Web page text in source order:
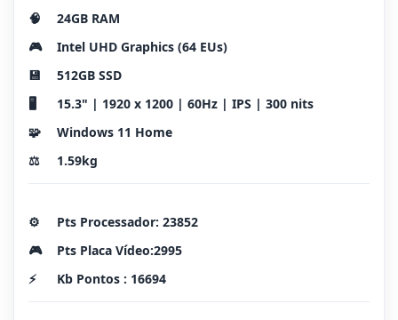
🧠
24GB RAM
🎮
Intel UHD Graphics (64 EUs)
💾
512GB SSD
🖥️
15.3" | 1920 x 1200 | 60Hz | IPS | 300 nits
🧩
Windows 11 Home
⚖️
1.59kg
⚙️
Pts Processador: 23852
🎮
Pts Placa Vídeo:2995
⚡
Kb Pontos : 16694